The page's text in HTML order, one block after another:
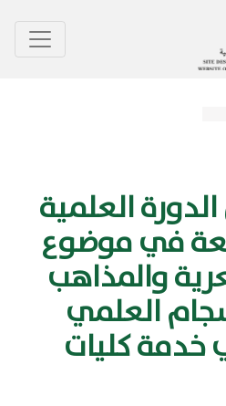
العلمية
في موضوع
والمذاهب
العلمي
كليات